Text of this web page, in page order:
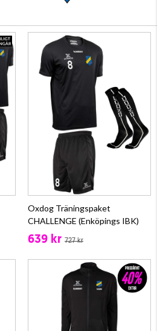
Oxdog Träningspaket
CHALLENGE (Enköpings IBK)
639 kr 727 kr